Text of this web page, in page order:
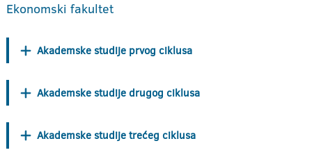
Ekonomski fakultet
Akademske studije prvog ciklusa
Akademske studije drugog ciklusa
Akademske studije trećeg ciklusa